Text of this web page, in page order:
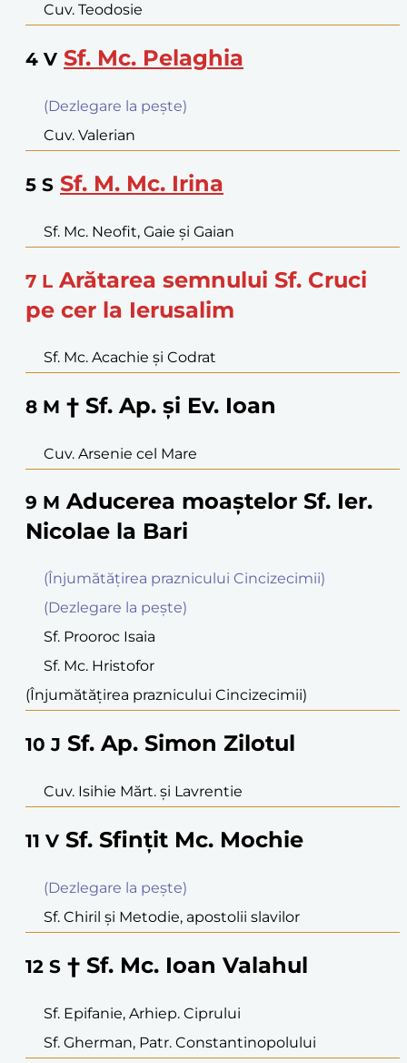
Cuv. Teodosie
4 V Sf. Mc. Pelaghia
(Dezlegare la peşte)
Cuv. Valerian
5 S Sf. M. Mc. Irina
Sf. Mc. Neofit, Gaie şi Gaian
7 L Arătarea semnului Sf. Cruci
pe cer la Ierusalim
Sf. Mc. Acachie şi Codrat
8 M † Sf. Ap. şi Ev. Ioan
Cuv. Arsenie cel Mare
9 M Aducerea moaştelor Sf. Ier.
Nicolae la Bari
(Înjumătăţirea praznicului Cincizecimii)
(Dezlegare la peşte)
Sf. Prooroc Isaia
Sf. Mc. Hristofor
(Înjumătăţirea praznicului Cincizecimii)
10 J Sf. Ap. Simon Zilotul
Cuv. Isihie Mărt. şi Lavrentie
11 V Sf. Sfinţit Mc. Mochie
(Dezlegare la peşte)
Sf. Chiril şi Metodie, apostolii slavilor
12 S † Sf. Mc. Ioan Valahul
Sf. Epifanie, Arhiep. Ciprului
Sf. Gherman, Patr. Constantinopolului